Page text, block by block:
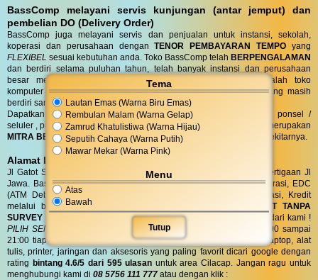
Tema
Lautan Emas (Warna Biru Emas)
Rembulan Malam (Warna Gelap)
Zamrud Khatulistiwa (Warna Hijau)
Seputih Cahaya (Warna Putih)
Mawar Mekar (Warna Pink)
Menu
Atas
Bawah
Tutup
BassComp melayani servis kunjungan (antar jemput) dan
pembelian DO (Delivery Order)
BassComp juga melayani servis dan penjualan untuk instansi, sekolah,
koperasi dan perusahaan denganTENOR PEMBAYARAN TEMPO yang
FLEXIBEL sesuai kebutuhan anda. Toko BassComp telah BERPENGALAMAN
dan berdiri selama puluhan tahun, telah banyak instansi dan perusahaan
besar mempercayai kehandalan teknisi kami. BassComp adalah toko
komputer termurah dan terlengkap sertaTERTUAasli cilacap yang masih
berdiri sampai saat ini.
Dapatkan penawaran terbaik untuk kebutuhan komputer, laptop, ponsel /
seluler , printer, alat tulis, jaringan dan aksesoris anda. Bass Comp merupakan
MITRA BELANJA dan SERVIS TERPERCAYA
warga Cilacap dan sekitarnya.
Alamat BassComp
Jl Gatot Subroto no 47 Cilacap (100 meter selatan terminal) di pertigaan Jl
Jawa. BassComp melayani pembelian tunai, SIPLAH, BMT / Koperasi, EDC
(ATM Debit dan Kartu Kredit), QRIS, Transfer realtime terintegrasi, Kredit
melalui berbagai leasing.
CEPAT TANPA
SURVEY (RO)
DapatkanBONUS
aksesories spesial dari kami !
PILIH SENDIRI
Langsung tanpa diundi ! BassComp buka jam 08:00 sampai
21:00 tiap hari. BassComp satu satunya toko komputer, ponsel, laptop, alat
tulis, printer, jaringan dan aksesoris yang paling favorit dicari google dengan
rating bintang 4.6/5 dari 595 ulasan untuk area Cilacap. Jangan ragu untuk
menghubungi kami di 08 5756 111 777 atau dengan klik :